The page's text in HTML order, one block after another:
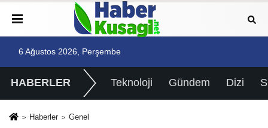
6 Ağustos 2026, Perşembe
HABERLER Teknoloji Gündem Dizi
Haberler Genel